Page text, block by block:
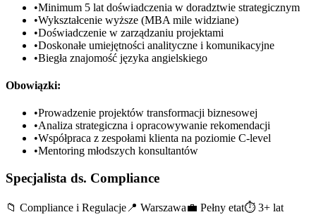
•Minimum 5 lat doświadczenia w doradztwie strategicznym
•Wykształcenie wyższe (MBA mile widziane)
•Doświadczenie w zarządzaniu projektami
•Doskonałe umiejętności analityczne i komunikacyjne
•Biegła znajomość języka angielskiego
Obowiązki:
•Prowadzenie projektów transformacji biznesowej
•Analiza strategiczna i opracowywanie rekomendacji
•Współpraca z zespołami klienta na poziomie C-level
•Mentoring młodszych konsultantów
Specjalista ds. Compliance
📁 Compliance i Regulacje 📍 Warszawa💼 Pełny etat⏱️ 3+ lat